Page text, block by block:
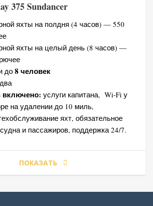
375 Sundancer
яхты на полдня (4 часов) — 550
яхты на целый день (8 часов) —
до 8 человек
включено: услуги капитана, Wi-Fi у
на удалении до 10 миль,
яхт, обязательное
и пассажиров, поддержка 24/7.
ПОКАЗАТЬ